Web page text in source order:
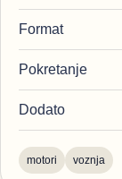
Format
Pokretanje
Dodato
motori voznja